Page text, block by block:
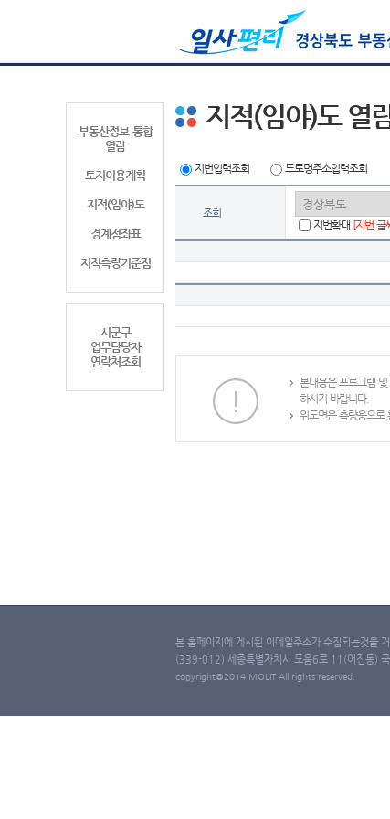
부동산정보 통합
열람
토지이용계획
지적(임야)도
경계점좌표
지적측량기준점
시군구
업무담당자
연락처조회
지적(임야)도 열
지번입력조회 도로명주소입력조회
조회
지번확대 [지번 글
본내용은 프로그램
하시기 바랍니다.
위도면은 측량용으로
본 홈페이지에 게시된 이메일주소가 수집되는것을
(339-012) 세종특별자치시 도움6로 11(어진동)
copyright@2014 MOLIT All rights reserved.